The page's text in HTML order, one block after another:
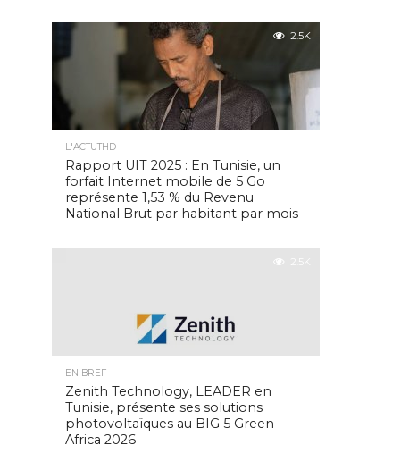
2.5K
L'ACTUTHD
Rapport UIT 2025 : En Tunisie, un
forfait Internet mobile de 5 Go
représente 1,53 % du Revenu
National Brut par habitant par mois
2.5K
EN BREF
Zenith Technology, LEADER en
Tunisie, présente ses solutions
photovoltaïques au BIG 5 Green
Africa 2026